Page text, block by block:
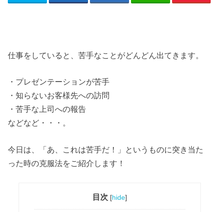
仕事をしていると、苦手なことがどんどん出てきます。
・プレゼンテーションが苦手
・知らないお客様先への訪問
・苦手な上司への報告
などなど・・・。
今日は、「あ、これは苦手だ！」というものに突き当た
った時の克服法をご紹介します！
目次 [hide]